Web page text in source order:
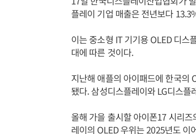
플레이 기업 매출은 전년보다
이는 중소형 IT 기기용 OLED 디스
대에 따른 것이다.
지난해 애플의 아이패드에 한국의
됐다. 삼성디스플레이와 LG디스
올해 가을 출시할 아이폰17 시리
레이의 OLED 우위는 2025년도 이